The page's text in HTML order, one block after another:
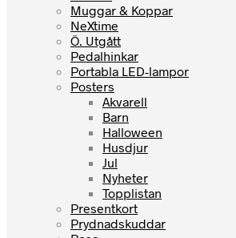
Muggar & Koppar
NeXtime
Ö. Utgått
Pedalhinkar
Portabla LED-lampor
Posters
Akvarell
Barn
Halloween
Husdjur
Jul
Nyheter
Topplistan
Presentkort
Prydnadskuddar